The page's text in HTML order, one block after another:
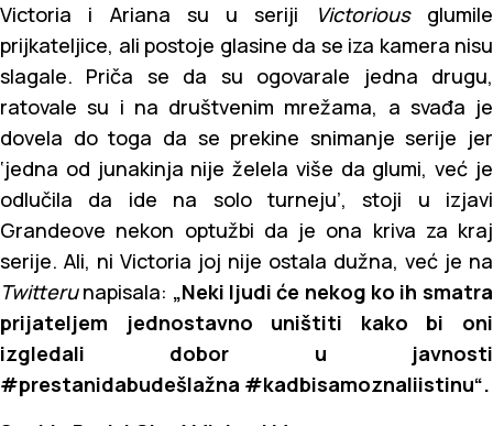
Victoria i Ariana su u seriji Victoriousglumile
prijkateljice, ali postoje glasine da se iza kamera nisu
slagale. Priča se da su ogovarale jedna drugu,
ratovale su i na društvenim mrežama, a svađa je
dovela do toga da se prekine snimanje serije jer
‘jedna od junakinja nije želela više da glumi, već je
odlučila da ide na solo turneju’, stoji u izjavi
Grandeove nekon optužbi da je ona kriva za kraj
serije. Ali, ni Victoria joj nije ostala dužna, već je na
Twitterunapisala: „Neki ljudi će nekog ko ih smatra
prijateljem jednostavno uništiti kako bi oni
izgledali dobor u javnosti
#prestanidabudešlažna #kadbisamoznaliistinu“.